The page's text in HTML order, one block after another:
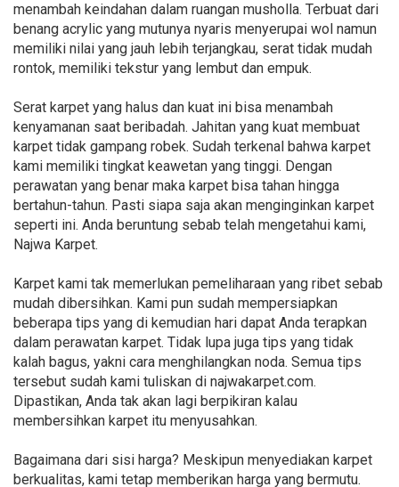
menambah keindahan dalam ruangan musholla. Terbuat dari
benang acrylic yang mutunya nyaris menyerupai wol namun
memiliki nilai yang jauh lebih terjangkau, serat tidak mudah
rontok, memiliki tekstur yang lembut dan empuk.
Serat karpet yang halus dan kuat ini bisa menambah
kenyamanan saat beribadah. Jahitan yang kuat membuat
karpet tidak gampang robek. Sudah terkenal bahwa karpet
kami memiliki tingkat keawetan yang tinggi. Dengan
perawatan yang benar maka karpet bisa tahan hingga
bertahun-tahun. Pasti siapa saja akan menginginkan karpet
seperti ini. Anda beruntung sebab telah mengetahui kami,
Najwa Karpet.
Karpet kami tak memerlukan pemeliharaan yang ribet sebab
mudah dibersihkan. Kami pun sudah mempersiapkan
beberapa tips yang di kemudian hari dapat Anda terapkan
dalam perawatan karpet. Tidak lupa juga tips yang tidak
kalah bagus, yakni cara menghilangkan noda. Semua tips
tersebut sudah kami tuliskan di najwakarpet.com.
Dipastikan, Anda tak akan lagi berpikiran kalau
membersihkan karpet itu menyusahkan.
Bagaimana dari sisi harga? Meskipun menyediakan karpet
berkualitas, kami tetap memberikan harga yang bermutu.